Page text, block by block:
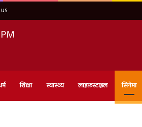
शिक्षा स्वास्थ्य लाइफ़स्टाइल सिनेमा